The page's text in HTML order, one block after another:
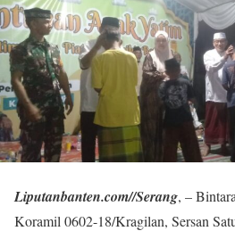
Liputanbanten.com//Serang, –
Koramil 0602-18/Kragilan, Sersan